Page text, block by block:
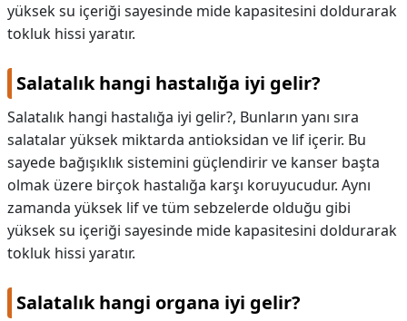
yüksek su içeriği sayesinde mide kapasitesini doldurarak
tokluk hissi yaratır.
Salatalık hangi hastalığa iyi gelir?
Salatalık hangi hastalığa iyi gelir?, Bunların yanı sıra
salatalar yüksek miktarda antioksidan ve lif içerir. Bu
sayede bağışıklık sistemini güçlendirir ve kanser başta
olmak üzere birçok hastalığa karşı koruyucudur. Aynı
zamanda yüksek lif ve tüm sebzelerde olduğu gibi
yüksek su içeriği sayesinde mide kapasitesini doldurarak
tokluk hissi yaratır.
Salatalık hangi organa iyi gelir?